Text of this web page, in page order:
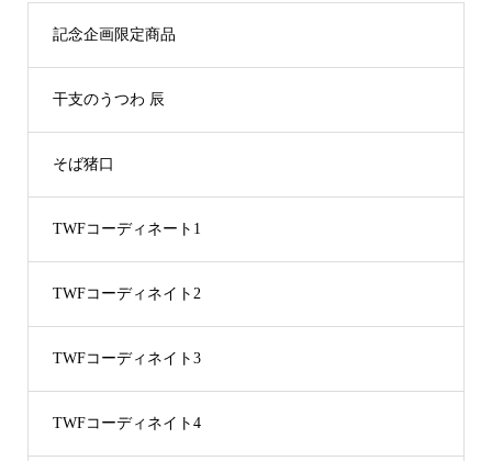
記念企画限定商品
干支のうつわ 辰
そば猪口
TWFコーディネート1
TWFコーディネイト2
TWFコーディネイト3
TWFコーディネイト4